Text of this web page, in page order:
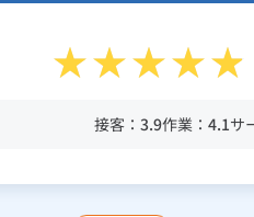
接客： 3.9作業： 4.1サ